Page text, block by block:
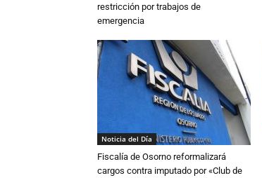
restricción por trabajos de
emergencia
Noticia del Día
Fiscalía de Osorno reformalizará
cargos contra imputado por «Club de